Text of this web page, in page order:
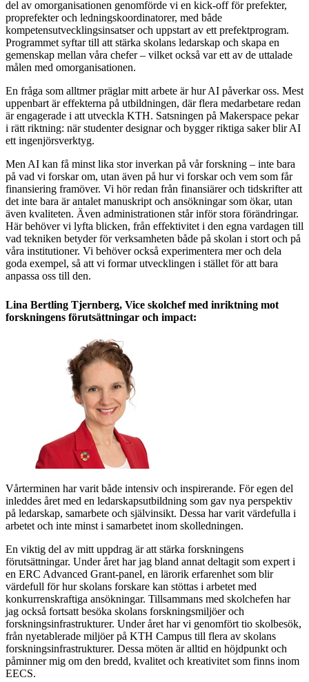
del av omorganisationen genomförde vi en kick-off för prefekter,
proprefekter och ledningskoordinatorer, med både
kompetensutvecklingsinsatser och uppstart av ett prefektprogram.
Programmet syftar till att stärka skolans ledarskap och skapa en
gemenskap mellan våra chefer – vilket också var ett av de uttalade
målen med omorganisationen.
En fråga som alltmer präglar mitt arbete är hur AI påverkar oss. Mest
uppenbart är effekterna på utbildningen, där flera medarbetare redan
är engagerade i att utveckla KTH. Satsningen på Makerspace pekar
i rätt riktning: när studenter designar och bygger riktiga saker blir AI
ett ingenjörsverktyg.
Men AI kan få minst lika stor inverkan på vår forskning – inte bara
på vad vi forskar om, utan även på hur vi forskar och vem som får
finansiering framöver. Vi hör redan från finansiärer och tidskrifter att
det inte bara är antalet manuskript och ansökningar som ökar, utan
även kvaliteten. Även administrationen står inför stora förändringar.
Här behöver vi lyfta blicken, från effektivitet i den egna vardagen till
vad tekniken betyder för verksamheten både på skolan i stort och på
våra institutioner. Vi behöver också experimentera mer och dela
goda exempel, så att vi formar utvecklingen i stället för att bara
anpassa oss till den.
Lina Bertling Tjernberg, Vice skolchef med inriktning mot
forskningens förutsättningar och impact:
Vårterminen har varit både intensiv och inspirerande. För egen del
inleddes året med en ledarskapsutbildning som gav nya perspektiv
på ledarskap, samarbete och självinsikt. Dessa har varit värdefulla i
arbetet och inte minst i samarbetet inom skolledningen.
En viktig del av mitt uppdrag är att stärka forskningens
förutsättningar. Under året har jag bland annat deltagit som expert i
en ERC Advanced Grant-panel, en lärorik erfarenhet som blir
värdefull för hur skolans forskare kan stöttas i arbetet med
konkurrenskraftiga ansökningar. Tillsammans med skolchefen har
jag också fortsatt besöka skolans forskningsmiljöer och
forskningsinfrastrukturer. Under året har vi genomfört tio skolbesök,
från nyetablerade miljöer på KTH Campus till flera av skolans
forskningsinfrastrukturer. Dessa möten är alltid en höjdpunkt och
påminner mig om den bredd, kvalitet och kreativitet som finns inom
EECS.